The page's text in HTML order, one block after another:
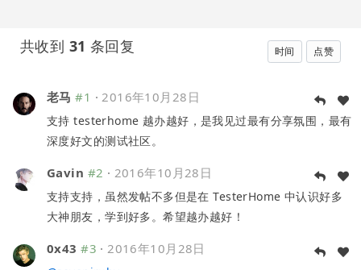
共收到 31 条回复 时间 点赞
老马 #1 · 2016年10月28日
支持 testerhome 越办越好，是我见过最有分享氛围，最有
深度好文的测试社区。
Gavin #2 · 2016年10月28日
支持支持，虽然发帖不多但是在 TesterHome 中认识好多
大神朋友，学到好多。希望越办越好！
0x43 #3 · 2016年10月28日